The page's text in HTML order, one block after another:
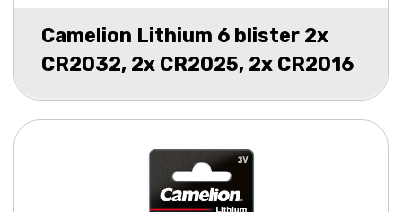
Camelion Lithium 6 blister 2x
CR2032, 2x CR2025, 2x CR2016